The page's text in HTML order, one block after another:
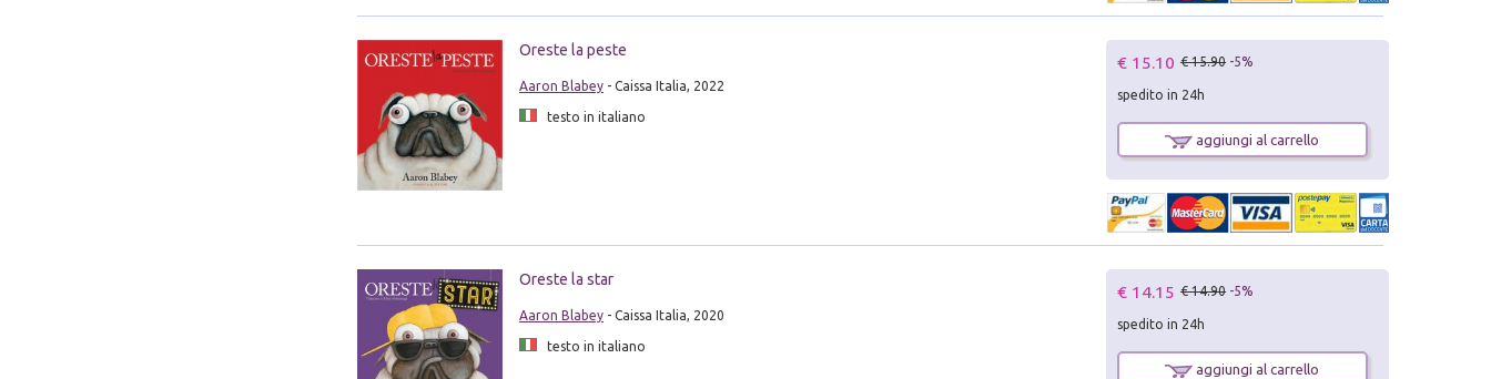
Oreste la peste
Aaron Blabey- Caissa Italia, 2022
testo in italiano
€ 15.10 € 15.90 -5%
spedito in 24h
aggiungi al carrello
Oreste la star
Aaron Blabey- Caissa Italia, 2020
testo in italiano
€ 14.15 € 14.90 -5%
spedito in 24h
aggiungi al carrello